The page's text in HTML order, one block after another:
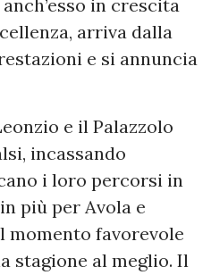
in crescita
arriva dalla
e si annuncia
e il Palazzolo
incassando
i loro percorsi in
più per Avola e
favorevole
stagione al meglio. Il